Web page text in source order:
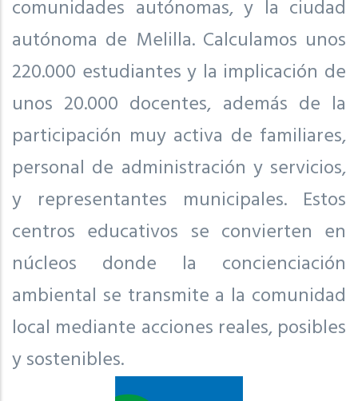
comunidades autónomas, y la ciudad
autónoma de Melilla. Calculamos unos
220.000 estudiantes y la implicación de
unos 20.000 docentes, además de la
participación muy activa de familiares,
personal de administración y servicios,
y representantes municipales. Estos
centros educativos se convierten en
núcleos donde la concienciación
ambiental se transmite a la comunidad
local mediante acciones reales, posibles
y sostenibles.